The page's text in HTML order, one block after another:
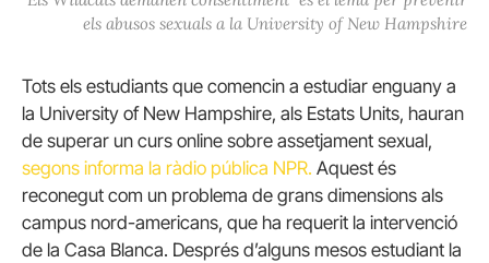
els abusos sexuals a la University of New Hampshire
Tots els estudiants que comencin a estudiar enguany a
la University of New Hampshire, als Estats Units, hauran
de superar un curs online sobre assetjament sexual,
segons informa la ràdio pública NPR. Aquest és
reconegut com un problema de grans dimensions als
campus nord-americans, que ha requerit la intervenció
de la Casa Blanca. Després d’alguns mesos estudiant la